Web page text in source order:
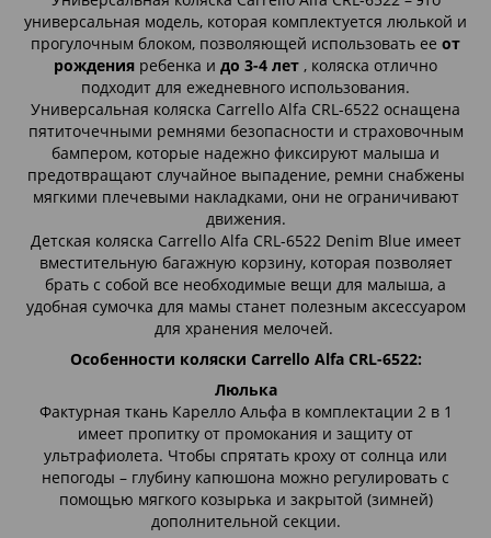
универсальная модель, которая комплектуется люлькой и
прогулочным блоком, позволяющей использовать ее от
рождения ребенка и до 3-4 лет , коляска отлично
подходит для ежедневного использования.
Универсальная коляска Carrello Alfa CRL-6522 оснащена
пятиточечными ремнями безопасности и страховочным
бампером, которые надежно фиксируют малыша и
предотвращают случайное выпадение, ремни снабжены
мягкими плечевыми накладками, они не ограничивают
движения.
Детская коляска Carrello Alfa CRL-6522 Denim Blue имеет
вместительную багажную корзину, которая позволяет
брать с собой все необходимые вещи для малыша, а
удобная сумочка для мамы станет полезным аксессуаром
для хранения мелочей.
Особенности коляски Carrello Alfa CRL-6522:
Люлька
Фактурная ткань Карелло Альфа в комплектации 2 в 1
имеет пропитку от промокания и защиту от
ультрафиолета. Чтобы спрятать кроху от солнца или
непогоды – глубину капюшона можно регулировать с
помощью мягкого козырька и закрытой (зимней)
дополнительной секции.